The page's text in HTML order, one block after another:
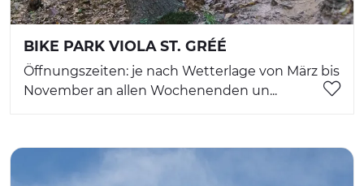
BIKE PARK VIOLA ST. GRÉÉ
Öffnungszeiten: je nach Wetterlage von März bis
November an allen Wochenenden un...